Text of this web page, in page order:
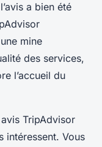
a bien été
mine
des services,
l’accueil du
TripAdvisor
intéressent. Vous